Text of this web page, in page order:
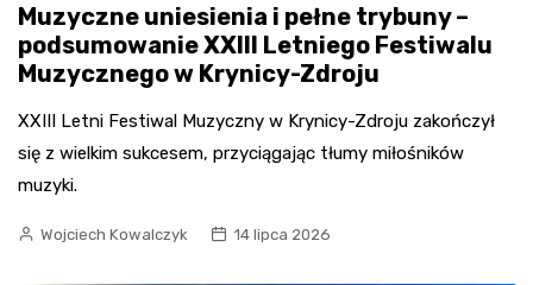
Muzyczne uniesienia i pełne trybuny –
podsumowanie XXIII Letniego Festiwalu
Muzycznego w Krynicy-Zdroju
XXIII Letni Festiwal Muzyczny w Krynicy-Zdroju zakończył
się z wielkim sukcesem, przyciągając tłumy miłośników
muzyki.
Wojciech Kowalczyk 14 lipca 2026